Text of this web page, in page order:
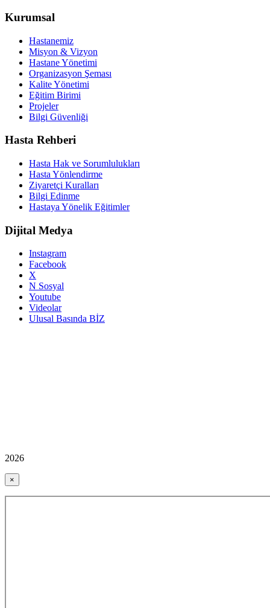
Kurumsal
Hastanemiz
Misyon & Vizyon
Hastane Yönetimi
Organizasyon Şeması
Kalite Yönetimi
Eğitim Birimi
Projeler
Bilgi Güvenliği
Hasta Rehberi
Hasta Hak ve Sorumlulukları
Hasta Yönlendirme
Ziyaretçi Kuralları
Bilgi Edinme
Hastaya Yönelik Eğitimler
Dijital Medya
Instagram
Facebook
X
N Sosyal
Youtube
Videolar
Ulusal Basında BİZ
2026
×